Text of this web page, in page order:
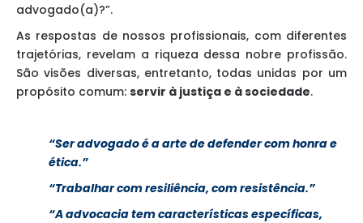
advogado(a)?”.
As respostas de nossos profissionais, com diferentes
trajetórias, revelam a riqueza dessa nobre profissão.
São visões diversas, entretanto, todas unidas por um
propósito comum: servir à justiça e à sociedade.
“Ser advogado é a arte de defender com honra e
ética.”
“Trabalhar com resiliência, com resistência.”
“A advocacia tem características específicas,